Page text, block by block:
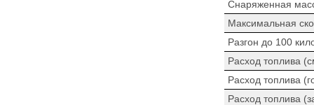
Снаряженная
Максимальная
Разгон до 100
Расход топлива
Расход топлива
Расход топлива